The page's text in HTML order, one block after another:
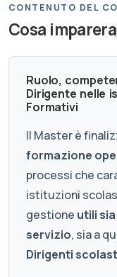
CONTENUTO DEL
Cosa
Ruolo,
Dirigente nelle
Formativi
Il Master è
formazione
processi che
istituzioni
gestione utili sia
servizio, sia a
Dirigenti